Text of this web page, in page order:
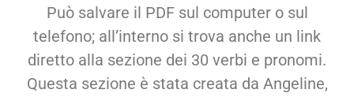
Può salvare il PDF sul computer o sul
telefono; all’interno si trova anche un link
diretto alla sezione dei 30 verbi e pronomi.
Questa sezione è stata creata da Angeline,